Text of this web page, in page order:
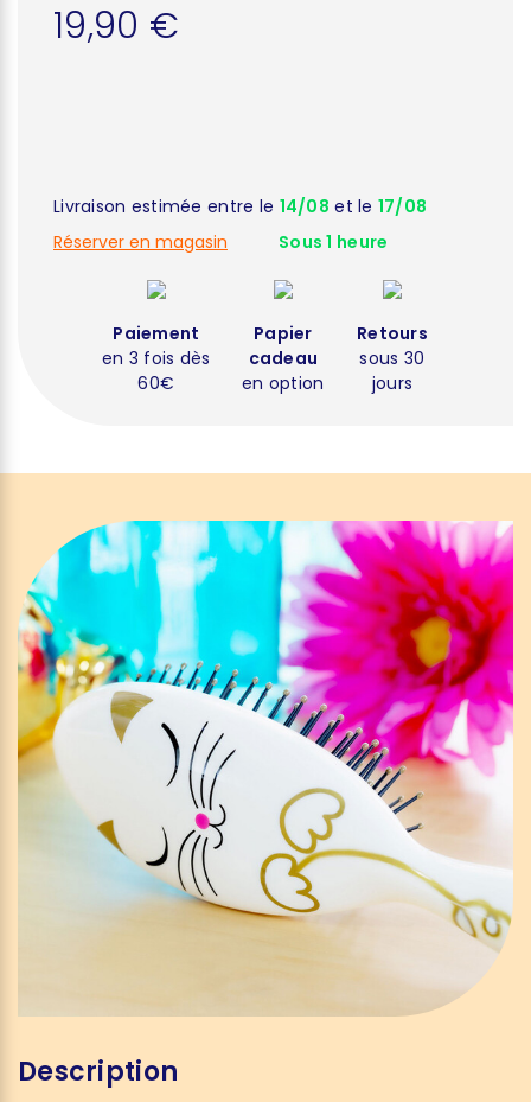
19,90 €
Livraison estimée entre le 14/08 et le 17/08
Réserver en magasin
Sous 1 heure
Paiement
en 3 fois dès
60€
Papier
cadeau
en option
Retours
sous 30
jours
Description